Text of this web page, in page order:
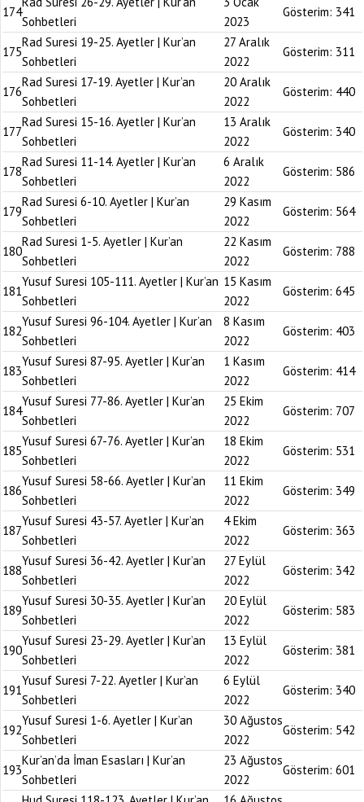
174
Sohbetleri
2023
Gösterim: 341
175
Rad Suresi 19-25. Ayetler | Kur’an
Sohbetleri
27 Aralık
2022
Gösterim: 311
176
Rad Suresi 17-19. Ayetler | Kur’an
Sohbetleri
20 Aralık
2022
Gösterim: 440
177
Rad Suresi 15-16. Ayetler | Kur’an
Sohbetleri
13 Aralık
2022
Gösterim: 340
178
Rad Suresi 11-14. Ayetler | Kur’an
Sohbetleri
6 Aralık
2022
Gösterim: 586
179
Rad Suresi 6-10. Ayetler | Kur’an
Sohbetleri
29 Kasım
2022
Gösterim: 564
180
Rad Suresi 1-5. Ayetler | Kur’an
Sohbetleri
22 Kasım
2022
Gösterim: 788
181
Yusuf Suresi 105-111. Ayetler | Kur’an
Sohbetleri
15 Kasım
2022
Gösterim: 645
182
Yusuf Suresi 96-104. Ayetler | Kur’an
Sohbetleri
8 Kasım
2022
Gösterim: 403
183
Yusuf Suresi 87-95. Ayetler | Kur’an
Sohbetleri
1 Kasım
2022
Gösterim: 414
184
Yusuf Suresi 77-86. Ayetler | Kur’an
Sohbetleri
25 Ekim
2022
Gösterim: 707
185
Yusuf Suresi 67-76. Ayetler | Kur’an
Sohbetleri
18 Ekim
2022
Gösterim: 531
186
Yusuf Suresi 58-66. Ayetler | Kur’an
Sohbetleri
11 Ekim
2022
Gösterim: 349
187
Yusuf Suresi 43-57. Ayetler | Kur’an
Sohbetleri
4 Ekim
2022
Gösterim: 363
188
Yusuf Suresi 36-42. Ayetler | Kur’an
Sohbetleri
27 Eylül
2022
Gösterim: 342
189
Yusuf Suresi 30-35. Ayetler | Kur’an
Sohbetleri
20 Eylül
2022
Gösterim: 583
190
Yusuf Suresi 23-29. Ayetler | Kur’an
Sohbetleri
13 Eylül
2022
Gösterim: 381
191
Yusuf Suresi 7-22. Ayetler | Kur’an
Sohbetleri
6 Eylül
2022
Gösterim: 340
192
Yusuf Suresi 1-6. Ayetler | Kur’an
Sohbetleri
30 Ağustos
2022
Gösterim: 542
193
Kur’an’da İman Esasları | Kur’an
Sohbetleri
23 Ağustos
2022
Gösterim: 601